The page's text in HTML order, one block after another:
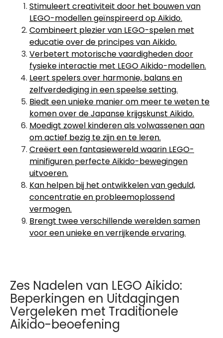
Stimuleert creativiteit door het bouwen van
LEGO-modellen geïnspireerd op Aikido.
Combineert plezier van LEGO-spelen met
educatie over de principes van Aikido.
Verbetert motorische vaardigheden door
fysieke interactie met LEGO Aikido-modellen.
Leert spelers over harmonie, balans en
zelfverdediging in een speelse setting.
Biedt een unieke manier om meer te weten te
komen over de Japanse krijgskunst Aikido.
Moedigt zowel kinderen als volwassenen aan
om actief bezig te zijn en te leren.
Creëert een fantasiewereld waarin LEGO-
minifiguren perfecte Aikido-bewegingen
uitvoeren.
Kan helpen bij het ontwikkelen van geduld,
concentratie en probleemoplossend
vermogen.
Brengt twee verschillende werelden samen
voor een unieke en verrijkende ervaring.
Zes Nadelen van LEGO Aikido:
Beperkingen en Uitdagingen
Vergeleken met Traditionele
Aikido-beoefening